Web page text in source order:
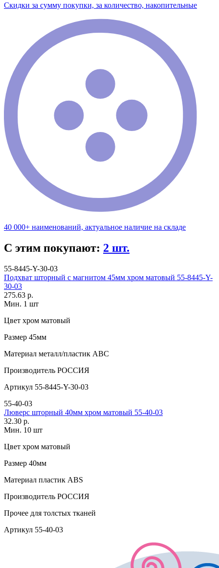
Скидки за сумму покупки, за количество, накопительные
40 000+ наименований, актуальное наличие на складе
С этим покупают: 2 шт.
55-8445-Y-30-03
Подхват шторный с магнитом 45мм хром матовый 55-8445-Y-
30-03
275.63 р.
Мин. 1 шт
Цвет хром матовый
Размер 45мм
Материал металл/пластик АВС
Производитель РОССИЯ
Артикул 55-8445-Y-30-03
55-40-03
Люверс шторный 40мм хром матовый 55-40-03
32.30 р.
Мин. 10 шт
Цвет хром матовый
Размер 40мм
Материал пластик АВS
Производитель РОССИЯ
Прочее для толстых тканей
Артикул 55-40-03